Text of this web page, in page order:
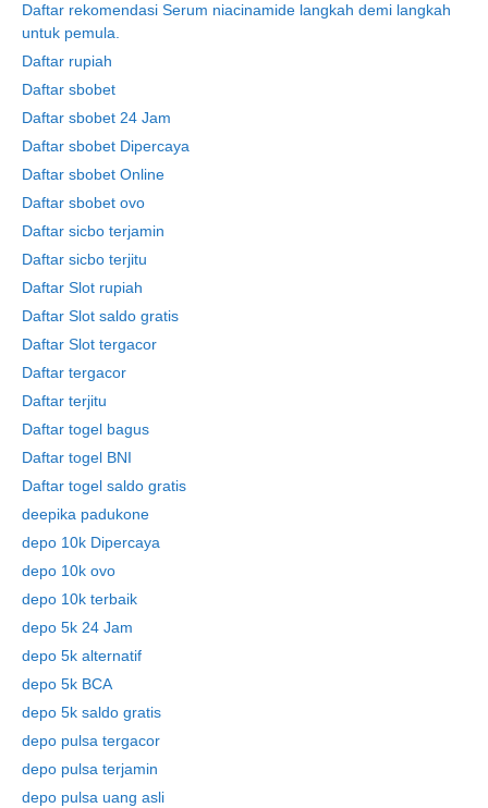
Daftar rekomendasi Serum niacinamide langkah demi langkah
untuk pemula.
Daftar rupiah
Daftar sbobet
Daftar sbobet 24 Jam
Daftar sbobet Dipercaya
Daftar sbobet Online
Daftar sbobet ovo
Daftar sicbo terjamin
Daftar sicbo terjitu
Daftar Slot rupiah
Daftar Slot saldo gratis
Daftar Slot tergacor
Daftar tergacor
Daftar terjitu
Daftar togel bagus
Daftar togel BNI
Daftar togel saldo gratis
deepika padukone
depo 10k Dipercaya
depo 10k ovo
depo 10k terbaik
depo 5k 24 Jam
depo 5k alternatif
depo 5k BCA
depo 5k saldo gratis
depo pulsa tergacor
depo pulsa terjamin
depo pulsa uang asli